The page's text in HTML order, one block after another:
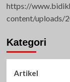
https://
content/uploads/
Kategori
Artikel